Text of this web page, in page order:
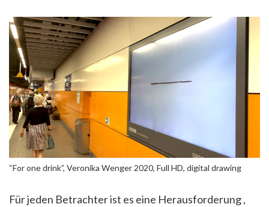
“For one drink”, Veronika Wenger 2020, Full HD, digital drawing
Für jeden Betrachter ist es eine Herausforderung ,